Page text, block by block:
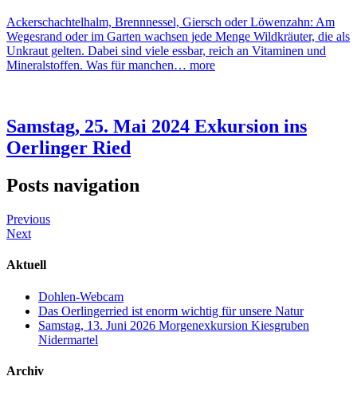
Ackerschachtelhalm, Brennnessel, Giersch oder Löwenzahn: Am
Wegesrand oder im Garten wachsen jede Menge Wildkräuter, die als
Unkraut gelten. Dabei sind viele essbar, reich an Vitaminen und
Mineralstoffen. Was für manchen… more
Samstag, 25. Mai 2024 Exkursion ins
Oerlinger Ried
Posts navigation
Previous
Next
Aktuell
Dohlen-Webcam
Das Oerlingerried ist enorm wichtig für unsere Natur
Samstag, 13. Juni 2026 Morgenexkursion Kiesgruben
Nidermartel
Archiv